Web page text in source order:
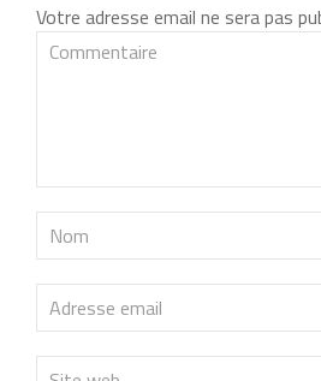
Votre adresse email ne sera pas